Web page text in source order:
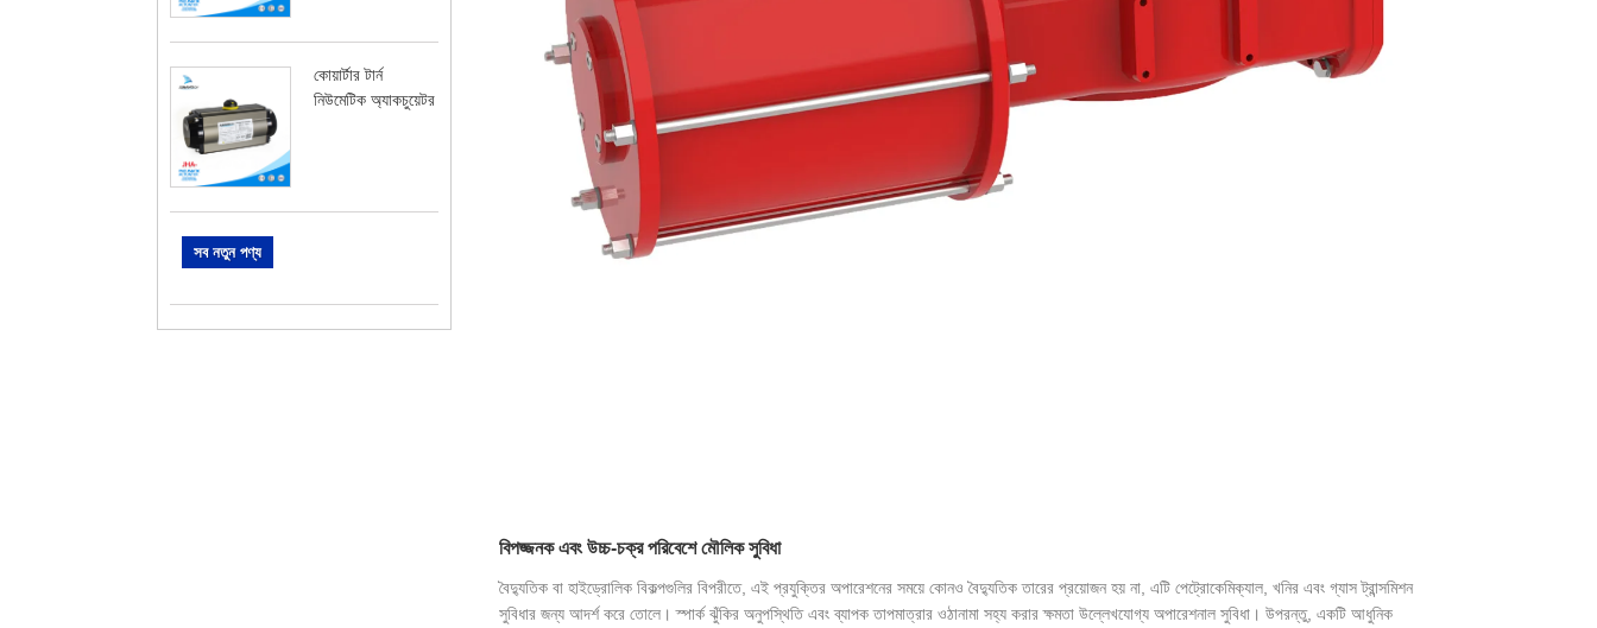
কোয়ার্টার টার্ন
নিউমেটিক অ্যাকচুয়েটর
সব নতুন পণ্য
বিপজ্জনক এবং উচ্চ-চক্র পরিবেশে মৌলিক সুবিধা
বৈদ্যুতিক বা হাইড্রোলিক বিকল্পগুলির বিপরীতে, এই প্রযুক্তির অপারেশনের সময়ে কোনও বৈদ্যুতিক তারের প্রয়োজন হয় না, এটি পেট্রোকেমিক্যাল, খনির এবং গ্যাস ট্রান্সমিশন
সুবিধার জন্য আদর্শ করে তোলে। স্পার্ক ঝুঁকির অনুপস্থিতি এবং ব্যাপক তাপমাত্রার ওঠানামা সহ্য করার ক্ষমতা উল্লেখযোগ্য অপারেশনাল সুবিধা। উপরন্তু, একটি আধুনিক